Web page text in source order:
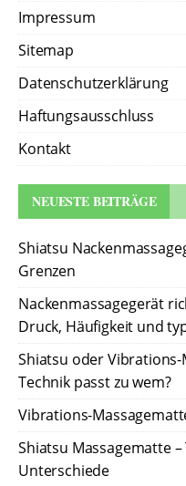
Impressum
Sitemap
Datenschutzerklärung
Haftungsausschluss
Kontakt
NEUESTE BEITRÄGE
Shiatsu
Grenzen
Nackenmassagegerät
Druck, Häufigkeit und
Shiatsu oder
Technik passt zu wem?
Vibrations-
Shiatsu Massagematte
Unterschiede